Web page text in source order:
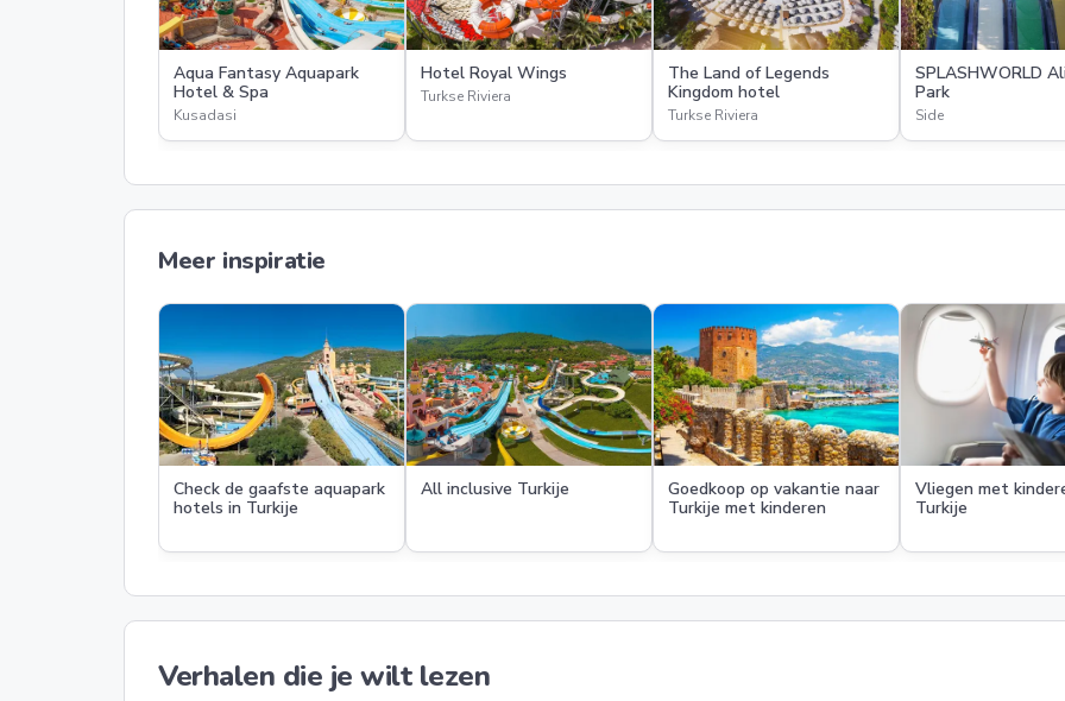
Aqua Fantasy Aquapark
Hotel & Spa
Kusadasi
Hotel Royal Wings
Turkse Riviera
The Land of Legends
Kingdom hotel
Turkse Riviera
SPLASHWORLD
Park
Side
Meer inspiratie
Check de gaafste aquapark
hotels in Turkije
All inclusive Turkije
Goedkoop op vakantie naar
Turkije met kinderen
Vliegen met
Turkije
Verhalen die je wilt lezen